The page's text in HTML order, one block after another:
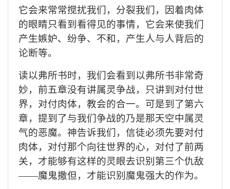
它会来常常搅扰我们，分裂我们，因着肉体
的眼睛只看到看得见的事情，它会来使我们
产生嫉妒、纷争、不和，产生人与人背后的
论断等。
读以弗所书时，我们会看到以弗所书非常奇
妙，前五章没有讲属灵争战，只讲到对付世
界，对付肉体，教会的合一。可是到了第六
章，提到了与我们争战的乃是那天空中属灵
气的恶魔。神告诉我们，信徒必须先要对付
肉体，对付那个向往世界的心，对付了前两
关，才能够有这样的灵眼去识别第三个仇敌
——魔鬼撒但，才能识别魔鬼强大的作为。